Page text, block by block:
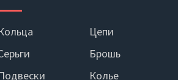
Цепи
Брошь
Колье